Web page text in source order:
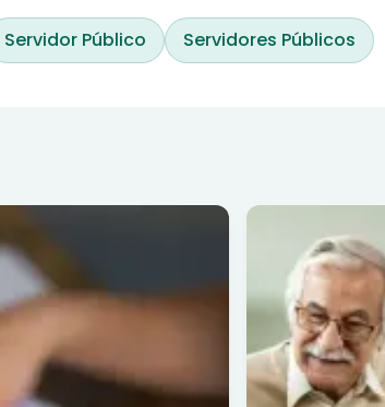
Servidor Público Servidores Públicos